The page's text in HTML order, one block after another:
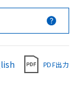
PDF出力